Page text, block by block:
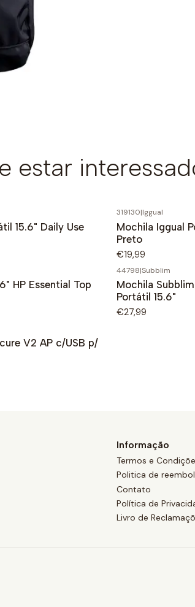
estar
15.6" Daily Use
319130|Iggual
Mochila Iggual
Preto
€19,99
HP Essential Top
44798|Subblim
Mochila
Portátil 15.6"
€27,99
V2 AP c/USB p/
Informação
Termos e
Politica de
Contato
Política de
Livro de